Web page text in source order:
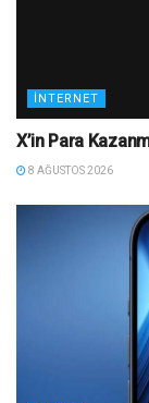
İNTERNET
X’in Para
8 AĞUSTOS 2026